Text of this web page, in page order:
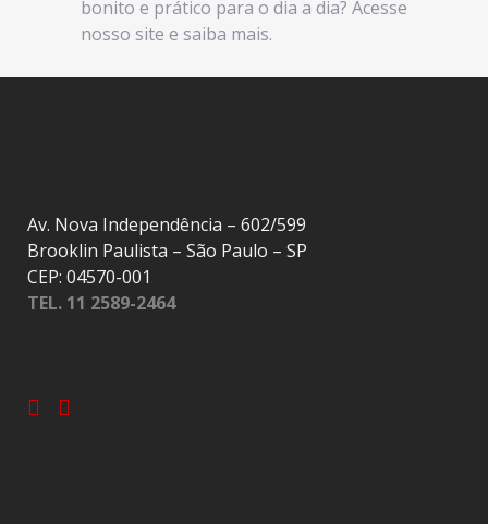
bonito e prático para o dia a dia? Acesse
nosso site e saiba mais.
Av. Nova Independência – 602/599
Brooklin Paulista – São Paulo – SP
CEP: 04570-001
TEL. 11 2589-2464